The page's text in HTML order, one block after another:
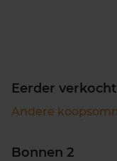
Eerder
Andere
Bonnen 2